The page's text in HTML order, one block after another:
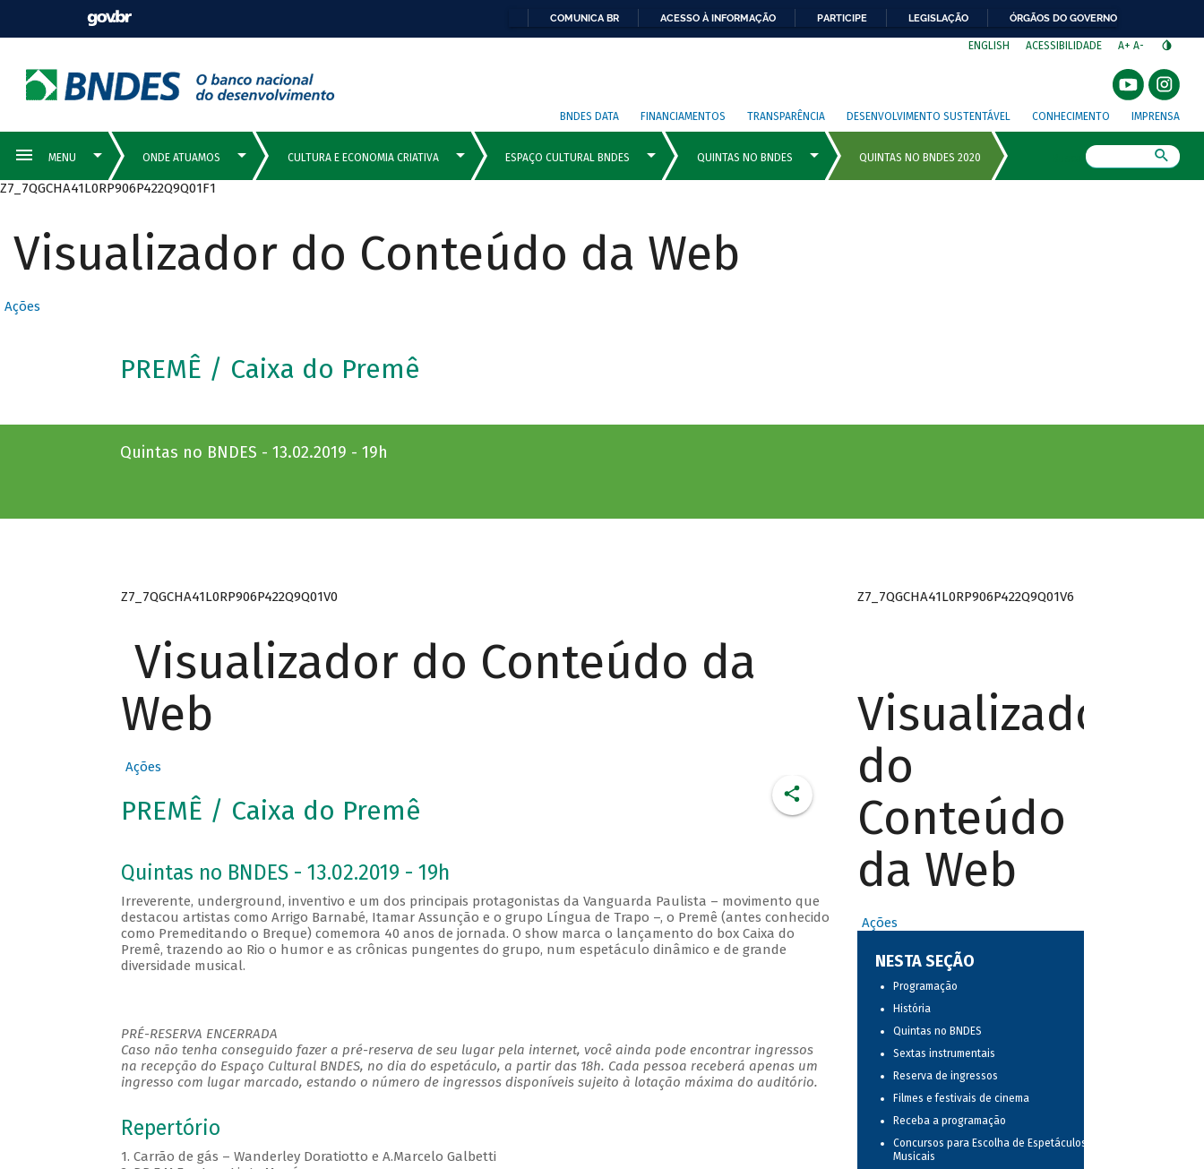
COMUNICA BR ACESSO À INFORMAÇÃO PARTICIPE LEGISLAÇÃO ÓRGÃOS DO GOVERNO
ENGLISH ACESSIBILIDADE A+ A-
BNDES DATA FINANCIAMENTOS TRANSPARÊNCIA DESENVOLVIMENTO SUSTENTÁVEL CONHECIMENTO IMPRENSA
Z7_7QGCHA41L0RP906P422Q9Q01F1
Visualizador do Conteúdo da Web
Ações
PREMÊ / Caixa do Premê
Quintas no BNDES - 13.02.2019 - 19h
Z7_7QGCHA41L0RP906P422Q9Q01V0
Visualizador do Conteúdo da
Web
Ações
PREMÊ / Caixa do Premê
Quintas no BNDES - 13.02.2019 - 19h
Irreverente, underground, inventivo e um dos principais protagonistas da Vanguarda Paulista – movimento que
destacou artistas como Arrigo Barnabé, Itamar Assunção e o grupo Língua de Trapo –, o Premê (antes conhecido
como Premeditando o Breque) comemora 40 anos de jornada. O show marca o lançamento do box Caixa do
Premê, trazendo ao Rio o humor e as crônicas pungentes do grupo, num espetáculo dinâmico e de grande
diversidade musical.
PRÉ-RESERVA ENCERRADA
Caso não tenha conseguido fazer a pré-reserva de seu lugar pela internet, você ainda pode encontrar ingressos
na recepção do Espaço Cultural BNDES, no dia do espetáculo, a partir das 18h. Cada pessoa receberá apenas um
ingresso com lugar marcado, estando o número de ingressos disponíveis sujeito à lotação máxima do auditório.
Repertório
1. Carrão de gás – Wanderley Doratiotto e A.Marcelo Galbetti
Z7_7QGCHA41L0RP906P422Q9Q01V6
Visualizador
do
Conteúdo
da Web
Ações
NESTA SEÇÃO
Programação
História
Quintas no BNDES
Sextas instrumentais
Reserva de ingressos
Filmes e festivais de cinema
Receba a programação
Concursos para Escolha de Espetáculos
Musicais